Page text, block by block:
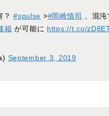
？#spulse >#岡崎慎司
、混
籍 が可能に https://t.co/
September 3, 2019